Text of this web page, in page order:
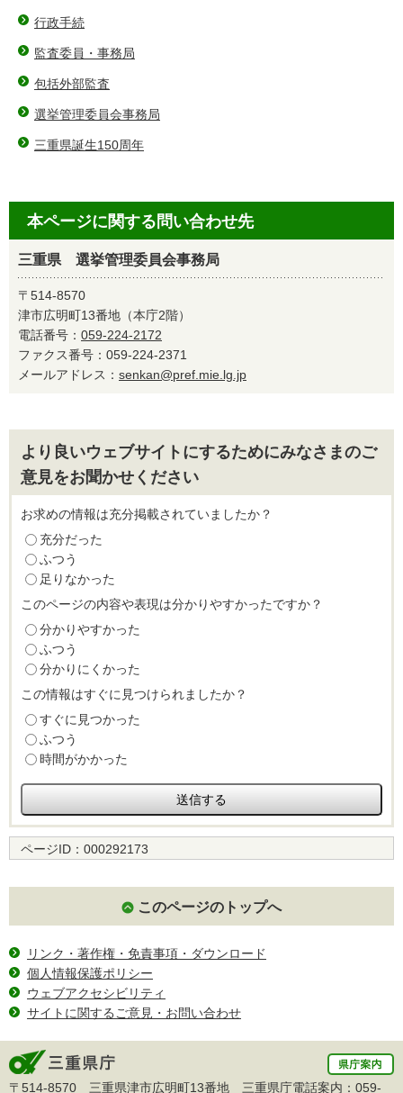
行政手続
監査委員・事務局
包括外部監査
選挙管理委員会事務局
三重県誕生150周年
本ページに関する問い合わせ先
三重県 選挙管理委員会事務局
〒514-8570
津市広明町13番地（本庁2階）
電話番号： 059-224-2172
ファクス番号：059-224-2371
メールアドレス： senkan@pref.mie.lg.jp
より良いウェブサイトにするためにみなさまのご
意見をお聞かせください
お求めの情報は充分掲載されていましたか？
充分だった
ふつう
足りなかった
このページの内容や表現は分かりやすかったですか？
分かりやすかった
ふつう
分かりにくかった
この情報はすぐに見つけられましたか？
すぐに見つかった
ふつう
時間がかかった
ページID： 000292173
このページのトップへ
リンク・著作権・免責事項・ダウンロード
個人情報保護ポリシー
ウェブアクセシビリティ
サイトに関するご意見・お問い合わせ
〒514-8570 三重県津市広明町13番地 三重県庁電話案内： 059-